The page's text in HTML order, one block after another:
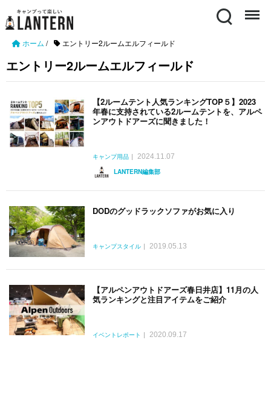
Search Menu
ホーム / エントリー2ルームエルフィールド
エントリー2ルームエルフィールド
【2ルームテント人気ランキングTOP５】2023
年春に支持されている2ルームテントを、アルペ
ンアウトドアーズに聞きました！
キャンプ用品
2024.11.07
LANTERN編集部
DODのグッドラックソファがお気に入り
キャンプスタイル 2019.05.13
【アルペンアウトドアーズ春日井店】11月の人
気ランキングと注目アイテムをご紹介
イベントレポート 2020.09.17